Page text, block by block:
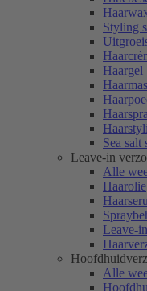
Styling
Haargel
Sea salt
Leave-in
Alle
Haarolie
Leave-
Alle